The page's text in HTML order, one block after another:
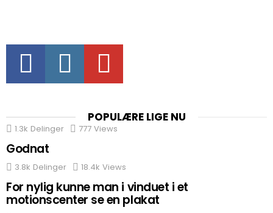
Facebook Instagram Youtube
POPULÆRE LIGE NU
1.3k Delinger 777 Views
Godnat
3.8k Delinger 18.4k Views
For nylig kunne man i vinduet i et
motionscenter se en plakat